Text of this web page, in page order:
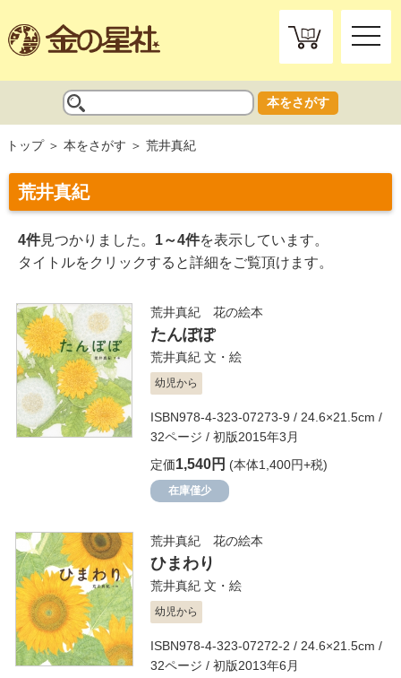
toggle
本をさがす
トップ 本をさがす 荒井真紀
荒井真紀
4件見つかりました。 1～4件を表示しています。
タイトルをクリックすると詳細をご覧頂けます。
荒井真紀 花の絵本
たんぽぽ
荒井真紀 文・絵
幼児から
ISBN978-4-323-07273-9 / 24.6×21.5cm /
32ページ / 初版2015年3月
定価1,540円 (本体1,400円+税)
在庫僅少
荒井真紀 花の絵本
ひまわり
荒井真紀 文・絵
幼児から
ISBN978-4-323-07272-2 / 24.6×21.5cm /
32ページ / 初版2013年6月